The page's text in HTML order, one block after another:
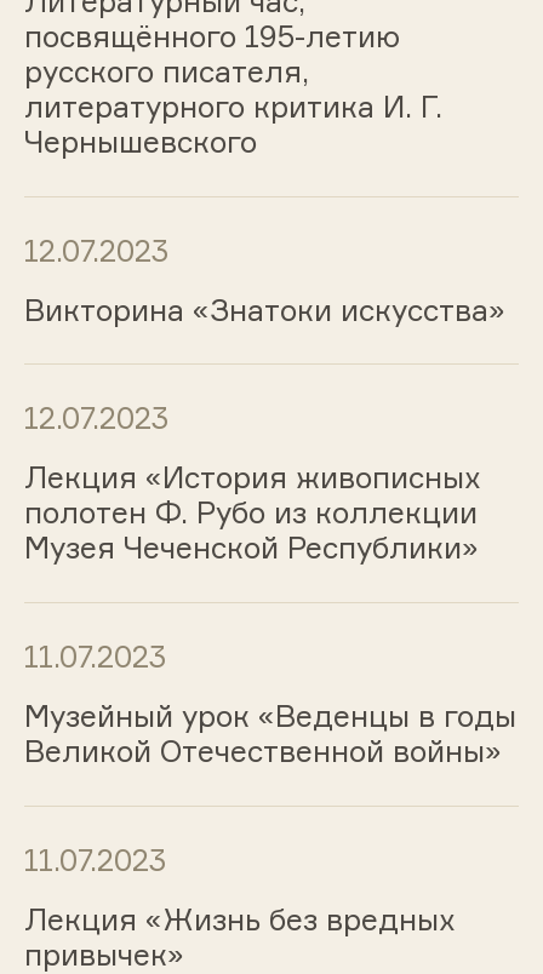
посвящённого 195-летию
русского писателя,
литературного критика И. Г.
Чернышевского
12.07.2023
Викторина «Знатоки искусства»
12.07.2023
Лекция «История живописных
полотен Ф. Рубо из коллекции
Музея Чеченской Республики»
11.07.2023
Музейный урок «Веденцы в годы
Великой Отечественной войны»
11.07.2023
Лекция «Жизнь без вредных
привычек»